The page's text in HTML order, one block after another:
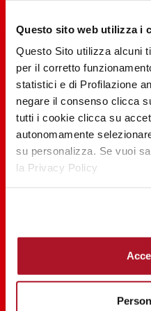
Questo sito web utilizza i
Questo Sito utilizza alcuni
per il corretto
statistici e di Profilazione
negare il consenso clicca
tutti i cookie clicca su
autonomamente
su personalizza. Se vuoi
la Privacy Policy
SHARE THE
Iscriviti alla nostra
Non perderti le novità di